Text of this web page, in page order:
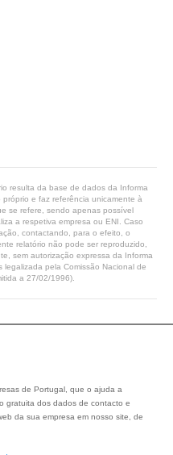
resulta da base de dados da Informa
e faz referência unicamente à
se refere, sendo apenas possível
a respetiva empresa ou ENI. Caso
contactando, para o efeito, o
relatório não pode ser reproduzido,
sem autorização expressa da Informa
legalizada pela Comissão Nacional de
a 27/02/1996).
de Portugal, que o ajuda a
gratuita dos dados de contacto e
da sua empresa em nosso site, de